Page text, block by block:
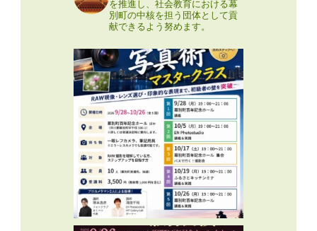
を推進し、社会教育における幕
別町の中核を担う団体として貢
献できるよう努めます。